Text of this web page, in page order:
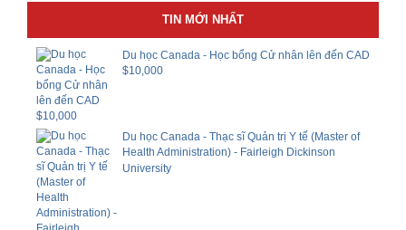
TIN MỚI NHẤT
Du học Canada - Học bổng Cử nhân lên đến CAD
$10,000
Du học Canada - Thạc sĩ Quản trị Y tế (Master of
Health Administration) - Fairleigh Dickinson
University